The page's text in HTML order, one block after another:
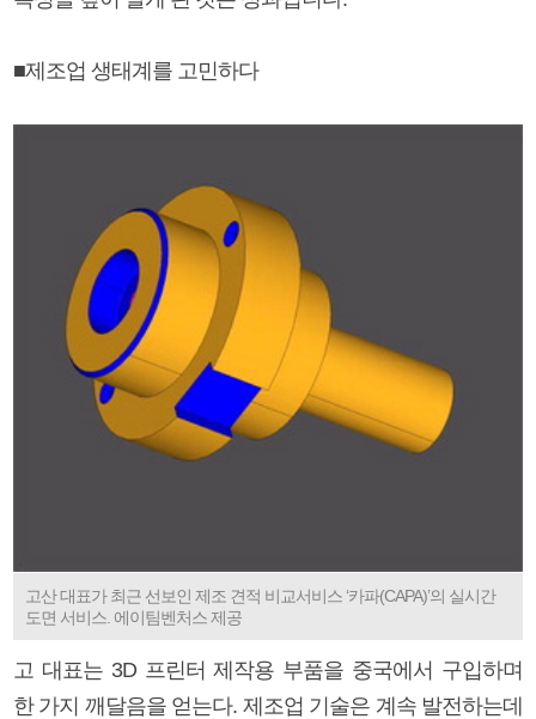
■제조업 생태계를 고민하다
고산 대표가 최근 선보인 제조 견적 비교서비스 ‘카파(CAPA)’의 실시간
도면 서비스. 에이팀벤처스 제공
고 대표는 3D 프린터 제작용 부품을 중국에서 구입하며
한 가지 깨달음을 얻는다. 제조업 기술은 계속 발전하는데